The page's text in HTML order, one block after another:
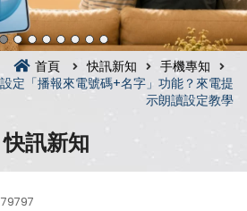
首頁 快訊新知
手機專知
定「播報來電號碼+名字」功能？來電提
示朗讀設定教學
快訊新知
79797